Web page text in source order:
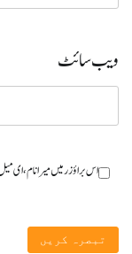
ویب‌ سائٹ
اس براؤزر میں میرا نام، ای